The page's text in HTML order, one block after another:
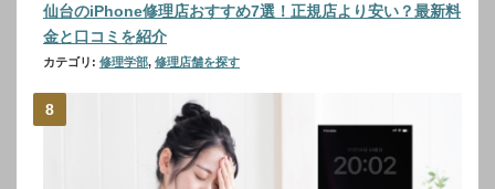
仙台のiPhone修理店おすすめ7選！正規店より安い？最新料
金と口コミを紹介
カテゴリ: 修理学部, 修理店舗を探す